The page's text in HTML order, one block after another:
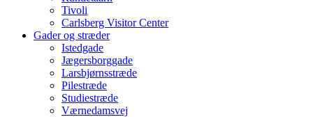
Tivoli
Carlsberg Visitor Center
Gader og stræder
Istedgade
Jægersborggade
Larsbjørnsstræde
Pilestræde
Studiestræde
Værnedamsvej